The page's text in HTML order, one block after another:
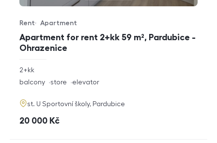
Apartment for rent 2+kk 59 m², Pardubice -
Ohrazenice
Offer type
Rent
Property type
Apartment
rozměry
disposition
2+kk
funkce
balcony store elevator
adresa
st. U Sportovní školy, Pardubice
cena
20 000 Kč